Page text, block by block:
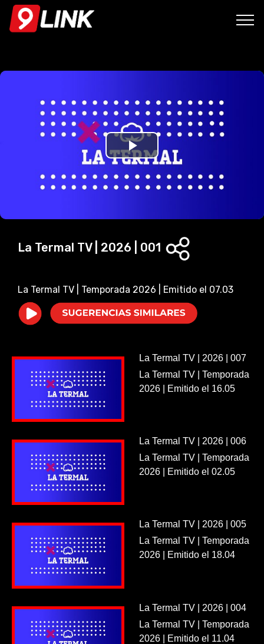
P
l
y
i
d
o
La Termal TV | 2026 | 001
La Termal TV | Temporada 2026 | Emitido el 07.03
La Termal TV | 2026 | 007
La Termal TV | Temporada
2026 | Emitido el 16.05
La Termal TV | 2026 | 006
La Termal TV | Temporada
2026 | Emitido el 02.05
La Termal TV | 2026 | 005
La Termal TV | Temporada
2026 | Emitido el 18.04
La Termal TV | 2026 | 004
La Termal TV | Temporada
2026 | Emitido el 11.04